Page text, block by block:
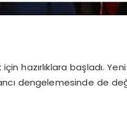
hazırlıklara başladı.
dengelemesinde de